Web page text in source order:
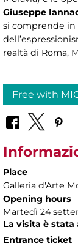
Giuseppe
si comprende in
realtà di Roma,
Free with
Place
Galleria d'Arte
Opening hours
Martedì 24
La visita è stata
Entrance ticket